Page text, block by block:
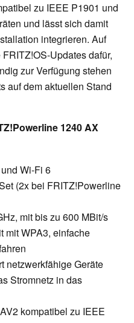
zu IEEE P1901 und
und lässt sich damit
integrieren. Auf
Updates dafür,
zur Verfügung stehen
auf dem aktuellen Stand
1240 AX
Wi-Fi 6
(2x bei FRITZ!Powerline
mit bis zu 600 MBit/s
mit WPA3, einfache
netzwerkfähige Geräte
Stromnetz in das
kompatibel zu IEEE